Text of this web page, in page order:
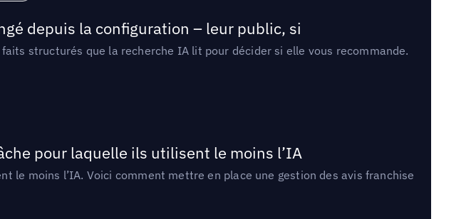
depuis la configuration – leur public, si
structurés que la recherche IA lit pour décider si elle vous recommande.
pour laquelle ils utilisent le moins l’IA
le moins l’IA. Voici comment mettre en place une gestion des avis franchise